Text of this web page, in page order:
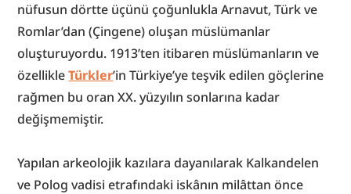
nüfusun dörtte üçünü çoğunlukla Arnavut, Türk ve
Romlar’dan (Çingene) oluşan müslümanlar
oluşturuyordu. 1913’ten itibaren müslümanların ve
özellikle Türkler’in Türkiye’ye teşvik edilen göçlerine
rağmen bu oran XX. yüzyılın sonlarına kadar
değişmemiştir.
Yapılan arkeolojik kazılara dayanılarak Kalkandelen
ve Polog vadisi etrafındaki iskânın milâttan önce